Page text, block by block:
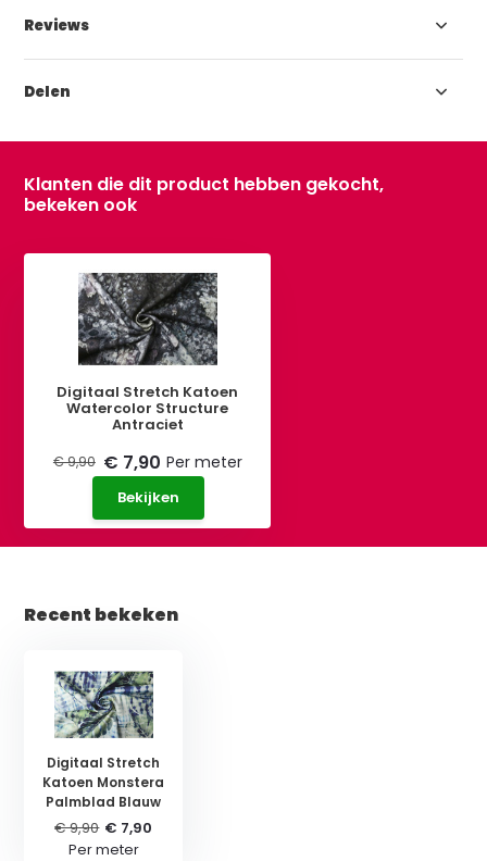
Reviews
Delen
Klanten die dit product hebben gekocht,
bekeken ook
Digitaal Stretch Katoen
Watercolor Structure
Antraciet
€ 9,90 € 7,90 Per meter
Bekijken
Recent bekeken
Digitaal Stretch
Katoen Monstera
Palmblad Blauw
€ 9,90 € 7,90
Per meter